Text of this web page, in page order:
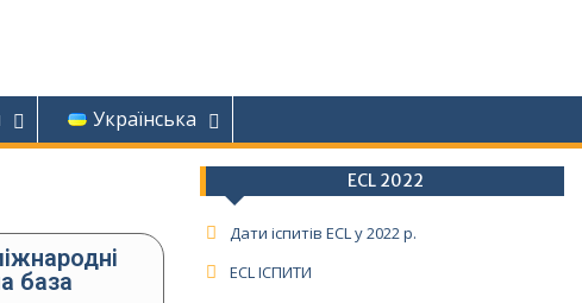
Українська
база
ECL 2022
Дати іспитів ECL у 2022 р.
ECL ІСПИТИ